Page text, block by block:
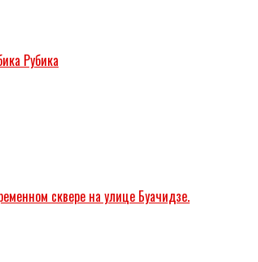
Рубика
сквере на улице Буачидзе.